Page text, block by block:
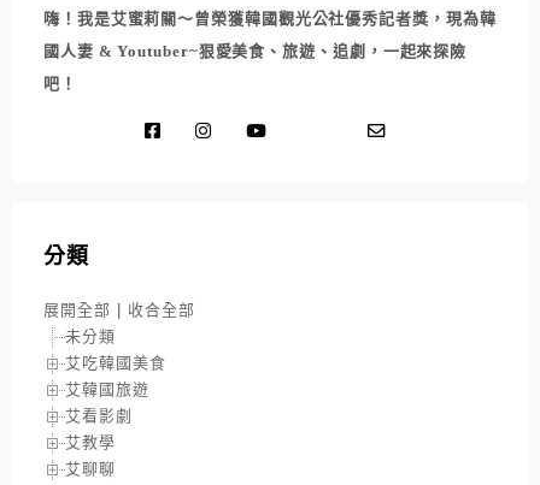
嗨！我是艾蜜莉關～曾榮獲韓國觀光公社優秀記者獎，現為韓
國人妻 & Youtuber~狠愛美食、旅遊、追劇，一起來探險
吧！
分類
展開全部
收合全部
未分類
艾吃韓國美食
艾韓國旅遊
艾看影劇
艾教學
艾聊聊